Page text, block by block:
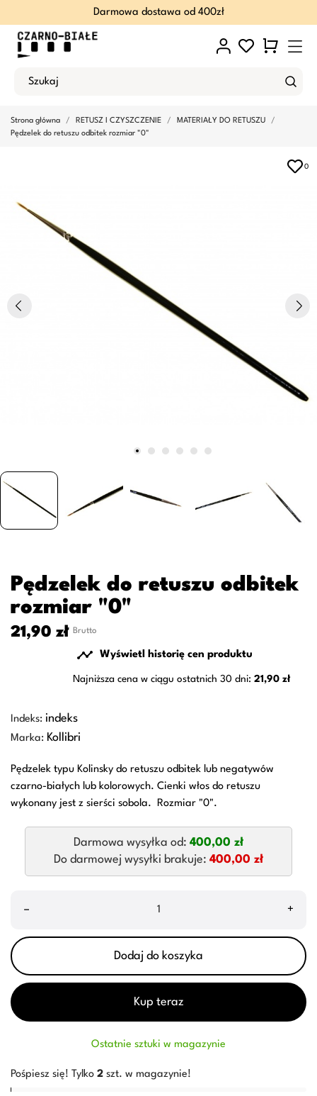
Darmowa dostawa od 400zł
Strona główna RETUSZ I CZYSZCZENIE
MATERIAŁY DO RETUSZU
Pędzelek do retuszu odbitek rozmiar "0"
0
Pędzelek do retuszu odbitek
rozmiar "0"
21,90 zł Brutto
 Wyświetl historię cen produktu
Najniższa cena w ciągu ostatnich 30 dni: 21,90 zł
Indeks: indeks
Marka: Kollibri
Pędzelek typu Kolinsky do retuszu odbitek lub negatywów
czarno-białych lub kolorowych. Cienki włos do retuszu
wykonany jest z sierści sobola. Rozmiar "0".
Darmowa wysyłka od: 400,00 zł
Do darmowej wysyłki brakuje: 400,00 zł
– +
Dodaj do koszyka
Kup teraz
Ostatnie sztuki w magazynie
Pośpiesz się! Tylko 2 szt. w magazynie!